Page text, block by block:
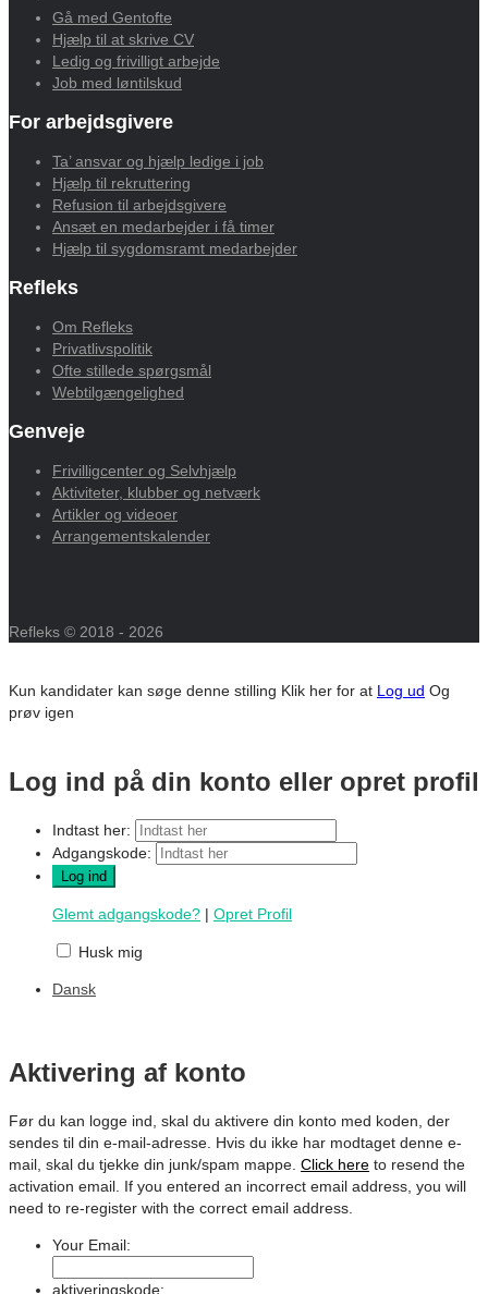
Gå med Gentofte
Hjælp til at skrive CV
Ledig og frivilligt arbejde
Job med løntilskud
For arbejdsgivere
Ta’ ansvar og hjælp ledige i job
Hjælp til rekruttering
Refusion til arbejdsgivere
Ansæt en medarbejder i få timer
Hjælp til sygdomsramt medarbejder
Refleks
Om Refleks
Privatlivspolitik
Ofte stillede spørgsmål
Webtilgængelighed
Genveje
Frivilligcenter og Selvhjælp
Aktiviteter, klubber og netværk
Artikler og videoer
Arrangementskalender
Refleks © 2018 - 2026
Kun kandidater kan søge denne stilling Klik her for at Log ud Og
prøv igen
Log ind på din konto eller opret profil
Indtast her:
Adgangskode:
Glemt adgangskode? | Opret Profil
Husk mig
Dansk
Aktivering af konto
Før du kan logge ind, skal du aktivere din konto med koden, der
sendes til din e-mail-adresse. Hvis du ikke har modtaget denne e-
mail, skal du tjekke din junk/spam mappe. Click here to resend the
activation email. If you entered an incorrect email address, you will
need to re-register with the correct email address.
Your Email:
aktiveringskode: